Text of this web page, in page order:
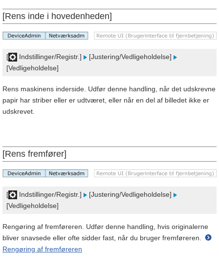
[Rens inde i hovedenheden]
[ Indstillinger/Registr.]
[Justering/Vedligeholdelse]
[Vedligeholdelse]
Rens maskinens inderside. Udfør denne handling, når det udskrevne
papir har striber eller er udtværet, eller når en del af billedet ikke er
udskrevet.
[Rens fremfører]
[ Indstillinger/Registr.]
[Justering/Vedligeholdelse]
[Vedligeholdelse]
Rengøring af fremføreren. Udfør denne handling, hvis originalerne
bliver snavsede eller ofte sidder fast, når du bruger fremføreren.
Rengøring af fremføreren